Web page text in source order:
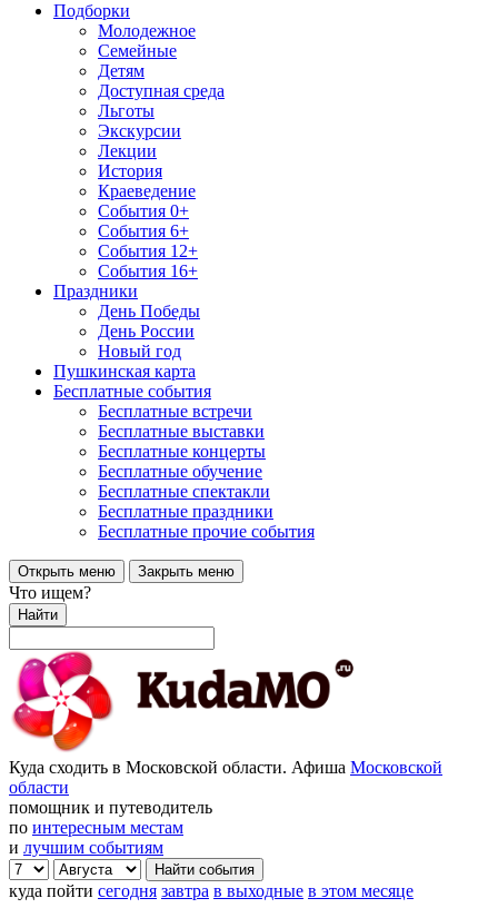
Подборки
Молодежное
Семейные
Детям
Доступная среда
Льготы
Экскурсии
Лекции
История
Краеведение
События 0+
События 6+
События 12+
События 16+
Праздники
День Победы
День России
Новый год
Пушкинская карта
Бесплатные события
Бесплатные встречи
Бесплатные выставки
Бесплатные концерты
Бесплатные обучение
Бесплатные спектакли
Бесплатные праздники
Бесплатные прочие события
Открыть меню Закрыть меню
Что ищем?
Найти
Куда сходить в Московской области. Афиша Московской
области
помощник и путеводитель
по интересным местам
и лучшим событиям
куда пойти сегодня завтра в выходные в этом месяце